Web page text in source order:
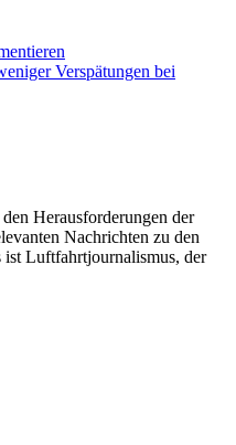
Verspätungen bei
Herausforderungen der
Nachrichten zu den
ist Luftfahrtjournalismus, der